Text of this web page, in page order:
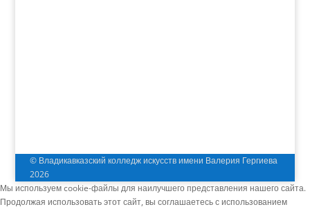
© Владикавказский колледж искусств имени Валерия Гергиева
2026
Мы используем cookie-файлы для наилучшего представления нашего сайта.
Продолжая использовать этот сайт, вы соглашаетесь с использованием